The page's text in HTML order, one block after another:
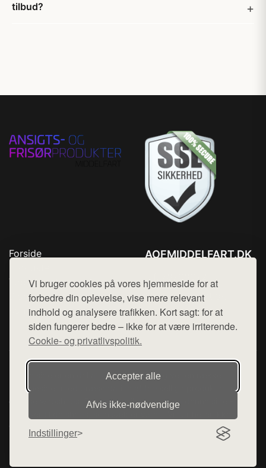
Vi bruger cookies på vores hjemmeside for at
forbedre din oplevelse, vise mere relevant
indhold og analysere trafikken. Kort sagt: for at
siden fungerer bedre – ikke for at være irriterende.
Cookie- og privatlivspolitik.
Accepter alle
Afvis ikke‑nødvendige
Indstillinger
tilbud?
Forside
Top Rabatter
Blog
Kontakt
AOFMIDDELFART.DK
Mail: hej@want.dk
Cookie- og privatlivspolitik
Denne side er en del af want.dk, der udgiver en række
hjemmesider med præsentation af forskellige produkter fra
diverse webshops. Der sælges ikke varer fra denne side - vi
henviser til de shops, som sælger varen. Vi har heller ikke
varerne på lager.